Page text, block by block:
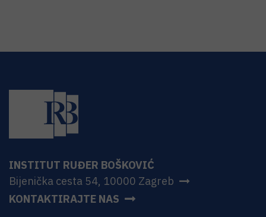
INSTITUT RUĐER BOŠKOVIĆ
Bijenička cesta 54, 10000 Zagreb
KONTAKTIRAJTE NAS